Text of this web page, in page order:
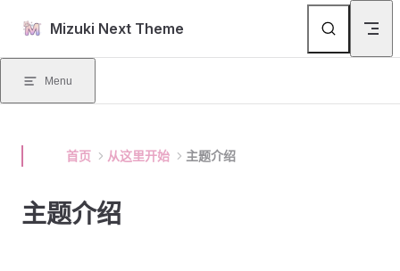
Skip to content
Mizuki Next Theme
Menu
首页 从这里开始 主题介绍
主题介绍